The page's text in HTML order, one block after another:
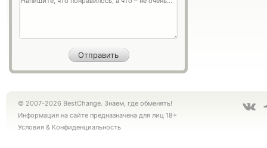
© 2007-2026 BestChange. Знаем, где обменять!
Информация на сайте предназначена для лиц 18+
Условия & Конфиденциальность